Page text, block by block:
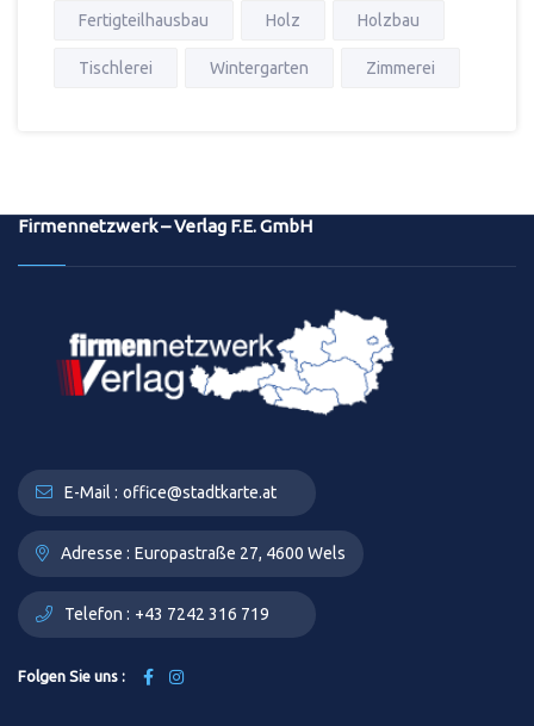
Fertigteilhausbau Holz Holzbau
Tischlerei Wintergarten Zimmerei
Firmennetzwerk – Verlag F.E. GmbH
E-Mail : office@stadtkarte.at
Adresse : Europastraße 27, 4600 Wels
Telefon : +43 7242 316 719
Folgen Sie uns :